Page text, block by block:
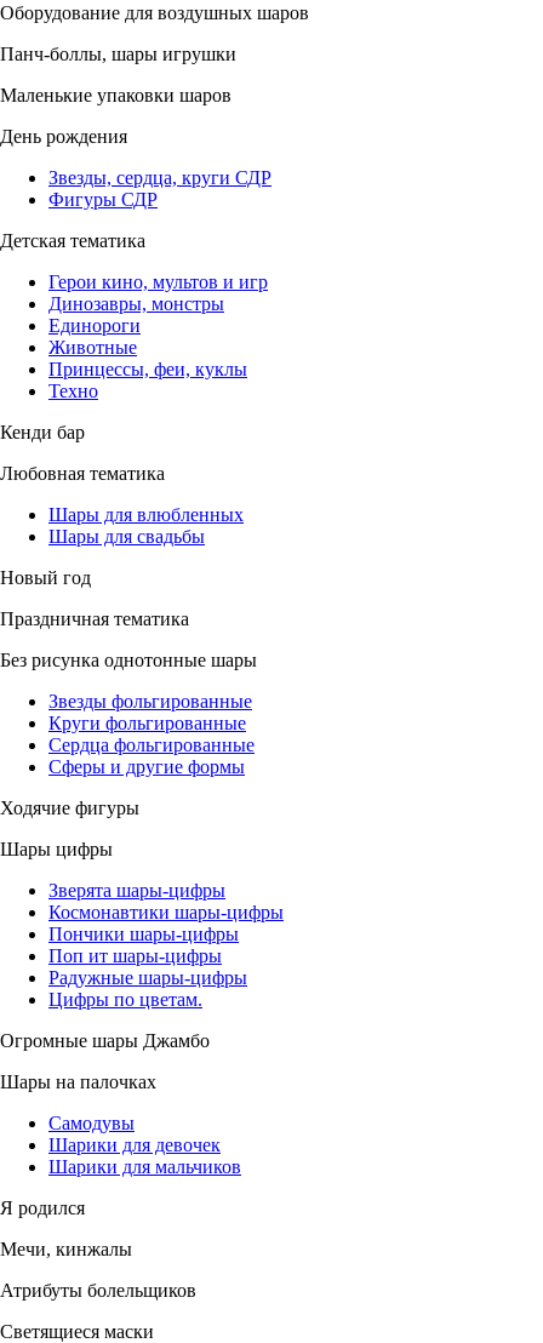
Оборудование для воздушных шаров
Панч-боллы, шары игрушки
Маленькие упаковки шаров
День рождения
Звезды, сердца, круги СДР
Фигуры СДР
Детская тематика
Герои кино, мультов и игр
Динозавры, монстры
Единороги
Животные
Принцессы, феи, куклы
Техно
Кенди бар
Любовная тематика
Шары для влюбленных
Шары для свадьбы
Новый год
Праздничная тематика
Без рисунка однотонные шары
Звезды фольгированные
Круги фольгированные
Сердца фольгированные
Сферы и другие формы
Ходячие фигуры
Шары цифры
Зверята шары-цифры
Космонавтики шары-цифры
Пончики шары-цифры
Поп ит шары-цифры
Радужные шары-цифры
Цифры по цветам.
Огромные шары Джамбо
Шары на палочках
Самодувы
Шарики для девочек
Шарики для мальчиков
Я родился
Мечи, кинжалы
Атрибуты болельщиков
Светящиеся маски